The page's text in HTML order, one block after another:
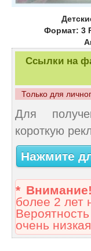
Формат: 3
Ссылки на
Только для
Для
короткую
Нажмите
* Внимание!
более 2 лет
очень